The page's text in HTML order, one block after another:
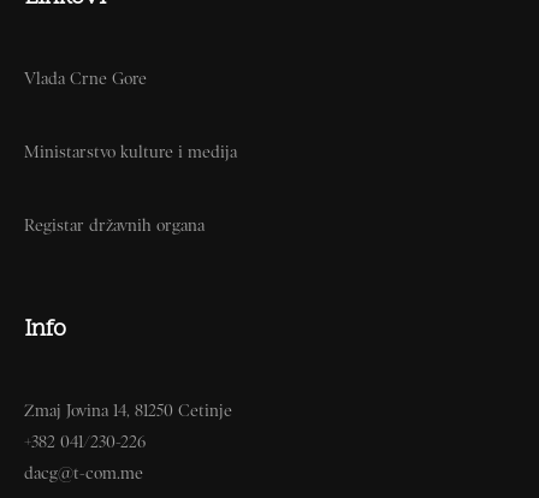
Vlada Crne Gore
Ministarstvo kulture i medija
Registar državnih organa
Info
Zmaj Jovina 14, 81250 Cetinje
+382 041/230-226
dacg@t-com.me